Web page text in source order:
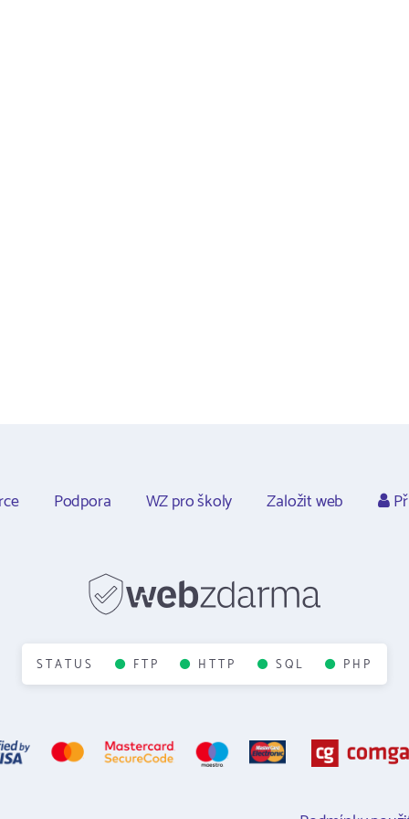
Podpora WZ pro školy Založit web
STATUS FTP HTTP SQL PHP